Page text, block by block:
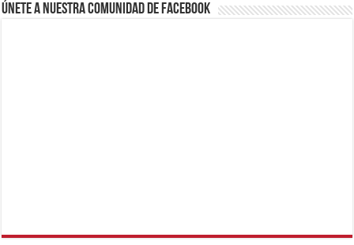
Únete a nuestra comunidad de Facebook